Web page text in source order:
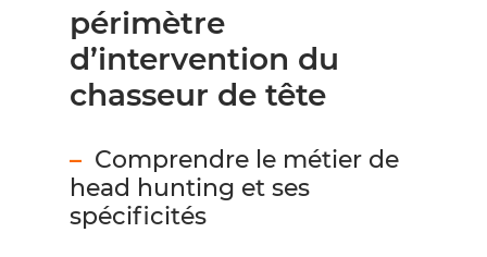
périmètre
d’intervention du
chasseur de tête
Comprendre le métier de
head hunting et ses
spécificités